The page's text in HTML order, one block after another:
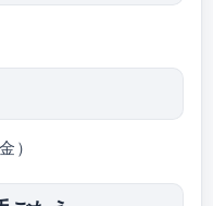
）